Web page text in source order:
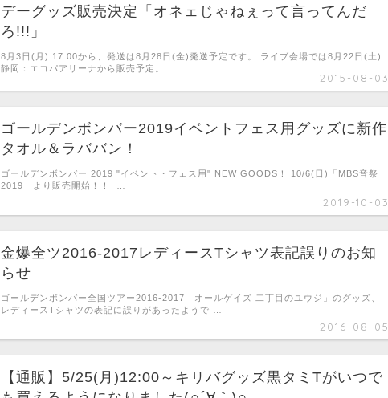
デーグッズ販売決定「オネェじゃねぇって言ってんだ
ろ!!!」
2015-08-03
8月3日(月) 17:00から、発送は8月28日(金)発送予定です。 ライブ会場では8月22日(土)
静岡：エコパアリーナから販売予定。 …
ゴールデンボンバー2019イベントフェス用グッズに新作
タオル＆ラババン！
2019-10-03
ゴールデンボンバー 2019 "イベント・フェス用" NEW GOODS！ 10/6(日)「MBS音祭
2019」より販売開始！！ …
金爆全ツ2016-2017レディースTシャツ表記誤りのお知
らせ
2016-08-05
ゴールデンボンバー全国ツアー2016-2017「オールゲイズ 二丁目のユウジ」のグッズ、
レディースTシャツの表記に誤りがあったようで …
【通販】5/25(月)12:00～キリバグッズ黒タミTがいつで